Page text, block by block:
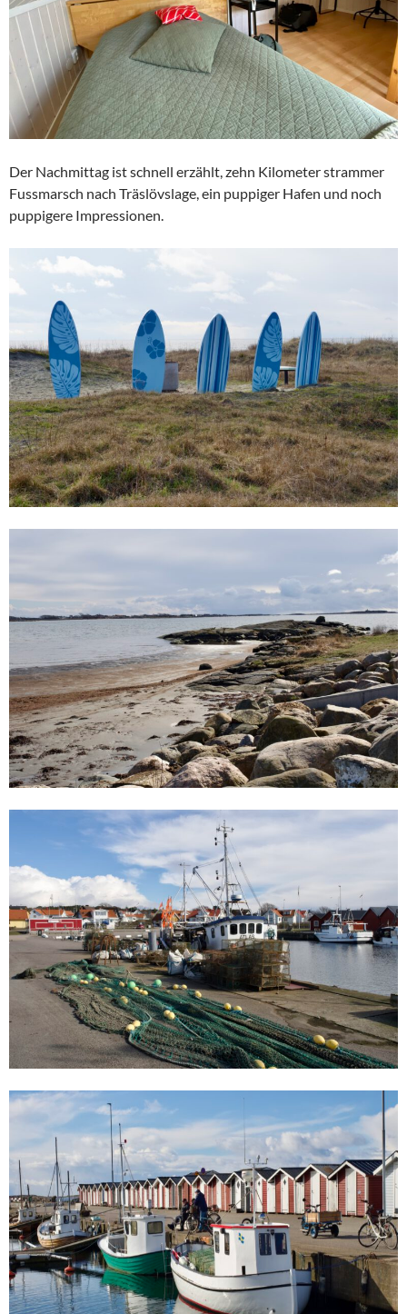
Der Nachmittag ist schnell erzählt, zehn Kilometer strammer
Fussmarsch nach Träslövslage, ein puppiger Hafen und noch
puppigere Impressionen.